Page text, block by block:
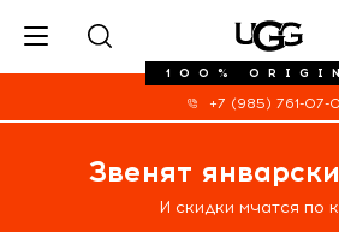
100%
+7 (985) 761-07-
Звенят
И скидки мчатся по